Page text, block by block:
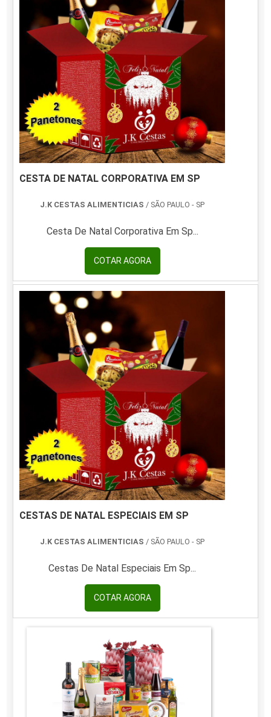
CESTA DE NATAL CORPORATIVA EM SP
J.K CESTAS ALIMENTICIAS/ SÃO PAULO - SP
Cesta De Natal Corporativa Em Sp...
COTAR AGORA
CESTAS DE NATAL ESPECIAIS EM SP
J.K CESTAS ALIMENTICIAS/ SÃO PAULO - SP
Cestas De Natal Especiais Em Sp...
COTAR AGORA